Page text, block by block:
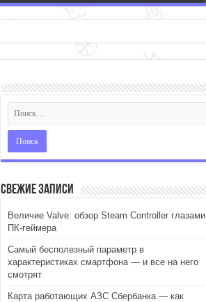
Свежие записи
Величие Valve: обзор Steam Controller глазами
ПК-геймера
Самый бесполезный параметр в
характеристиках смартфона — и все на него
смотрят
Карта работающих АЗС Сбербанка — как